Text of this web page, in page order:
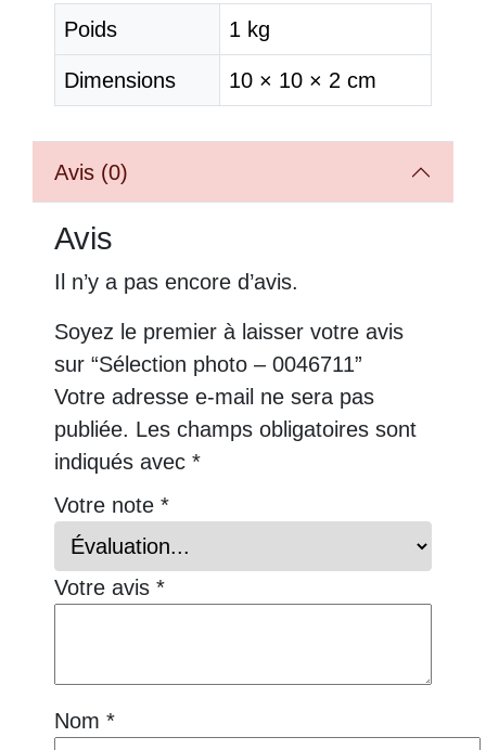
Poids 1 kg
Dimensions 10 × 10 × 2 cm
Avis (0)
Avis
Il n’y a pas encore d’avis.
Soyez le premier à laisser votre avis
sur “Sélection photo – 0046711”
Votre adresse e-mail ne sera pas
publiée. Les champs obligatoires sont
indiqués avec *
Votre note *
Votre avis *
Nom *